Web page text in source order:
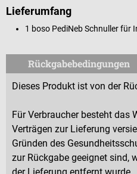
Lieferumfang
1 boso PediNeb Schnuller für
Rückgabebedingungen
Dieses Produkt ist von der
Für Verbraucher besteht das
Verträgen zur Lieferung
Gründen des
zur Rückgabe geeignet sind,
der Lieferung entfernt wurde.